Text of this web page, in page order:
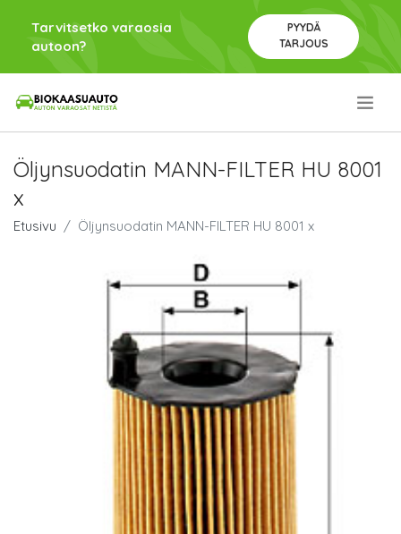
Tarvitsetko varaosia
autoon?
PYYDÄ
TARJOUS
Öljynsuodatin MANN-FILTER HU 8001
x
Etusivu Öljynsuodatin MANN-FILTER HU 8001 x